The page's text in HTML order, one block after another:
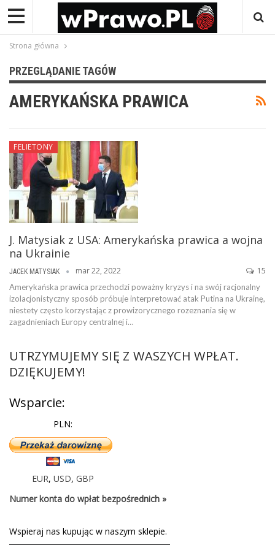
Strona główna
PRZEGLĄDANIE TAGÓW
AMERYKAŃSKA PRAWICA
FELIETONY
J. Matysiak z USA: Amerykańska prawica a wojna
na Ukrainie
JACEK MATYSIAK mar 22, 2022 15
Amerykańska prawica przechodzi poważny kryzys i na swój racjonalny
izolacjonistyczny sposób próbuje interpretować atak Putina na Ukrainę,
niestety często korzystając z prowizorycznego rozeznania się w
zagadnieniach Europy centralnej i…
UTRZYMUJEMY SIĘ Z WASZYCH WPŁAT.
DZIĘKUJEMY!
Wsparcie:
PLN:
EUR, USD, GBP
Numer konta do wpłat bezpośrednich »
Wspieraj nas kupując w naszym sklepie.